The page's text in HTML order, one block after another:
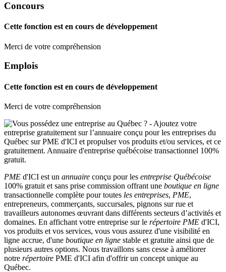
Concours
Cette fonction est en cours de développement
Merci de votre compréhension
Emplois
Cette fonction est en cours de développement
Merci de votre compréhension
PME d'ICI est un annuaire conçu pour les entreprise Québécoise
100% gratuit et sans prise commission offrant une boutique en ligne
transactionnelle complète pour toutes les entreprises, PME,
entrepreneurs, commerçants, succursales, pignons sur rue et
travailleurs autonomes œuvrant dans différents secteurs d’activités et
domaines. En affichant votre entreprise sur le répertoire PME d'ICI,
vos produits et vos services, vous vous assurez d'une visibilité en
ligne accrue, d'une boutique en ligne stable et gratuite ainsi que de
plusieurs autres options. Nous travaillons sans cesse à améliorer
notre répertoire PME d'ICI afin d'offrir un concept unique au
Québec.